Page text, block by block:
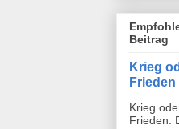
Beitrag
Krieg
Frieden
Krieg
Frieden: